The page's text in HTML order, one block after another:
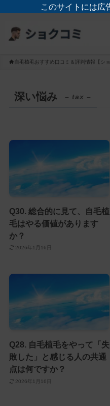
このサイトには広
自毛植毛おすすめ口コミ＆評判情報【ショ
深い悩み – tax –
Q30. 総合的に見て、自毛植
毛はやる価値があります
か？
2026年1月16日
Q28. 自毛植毛をやって「失
敗した」と感じる人の共通
点は何ですか？
2026年1月16日